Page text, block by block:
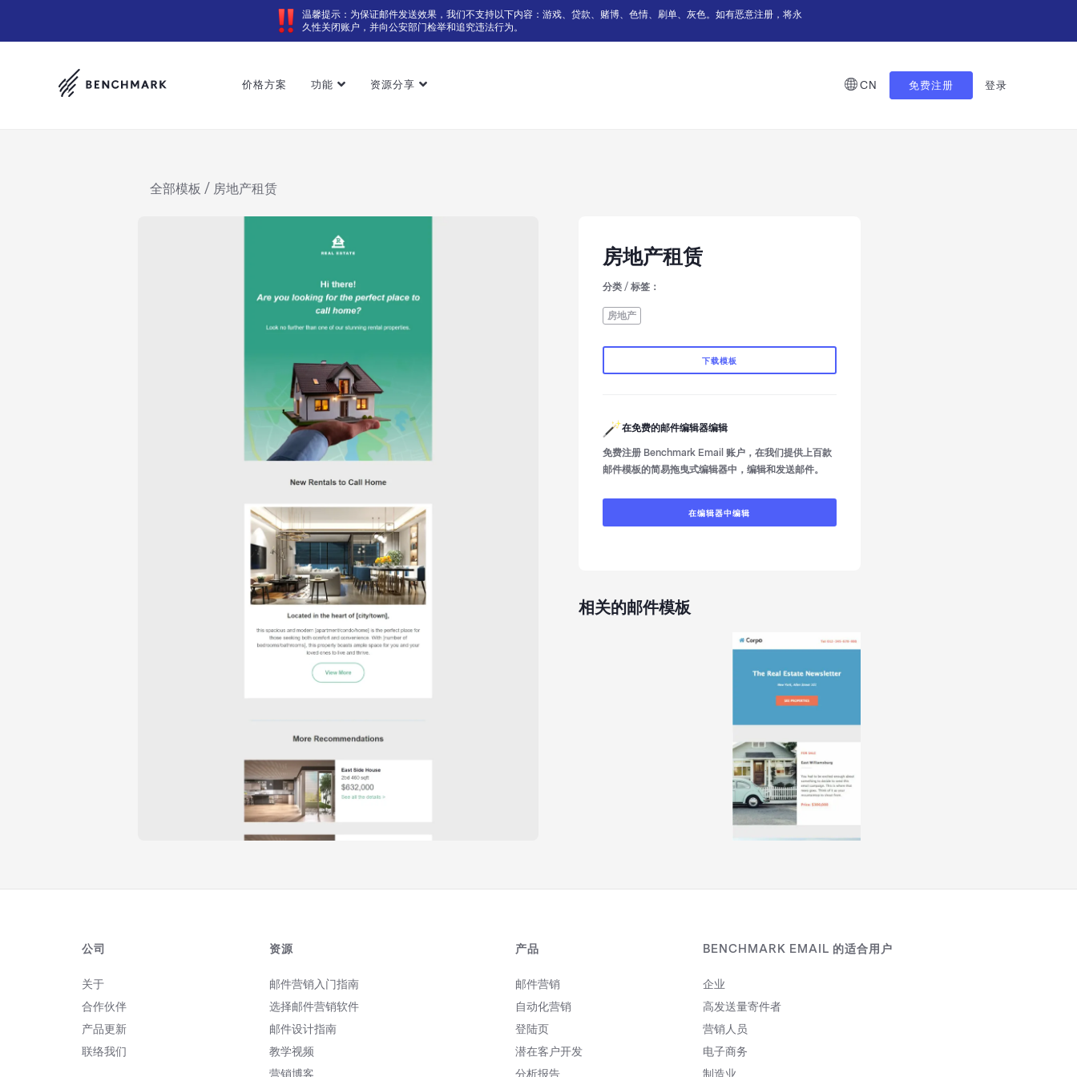
温馨提示：为保证邮件发送效果，我们不支持以下内容：游戏、贷款、赌博、色情、刷单、灰色。如有恶意注册，将永
久性关闭账户，并向公安部门检举和追究违法行为。
价格方案 功能 资源分享 CN 免费注册 登录
全部模板 / 房地产租赁
房地产租赁
分类 / 标签：
房地产
下载模板
在免费的邮件编辑器编辑
免费注册 Benchmark Email 账户，在我们提供上百款
邮件模板的简易拖曳式编辑器中，编辑和发送邮件。
在编辑器中编辑
相关的邮件模板
公司
关于
合作伙伴
产品更新
联络我们
资源
邮件营销入门指南
选择邮件营销软件
邮件设计指南
教学视频
营销博客
产品
邮件营销
自动化营销
登陆页
潜在客户开发
分析报告
BENCHMARK EMAIL 的适合用户
企业
高发送量寄件者
营销人员
电子商务
制造业